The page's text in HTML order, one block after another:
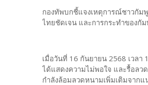
กองทัพบกชี้แจงเหตุการณ์ชาวกัม
ไทยชัดเจน และการกระทำของกั
เมื่อวันที่ 16 กันยายน 2568 เวล
ได้แสดงความไม่พอใจ และรื้อลว
กำลังล้อมลวดหนามเพิ่มเติมจาก